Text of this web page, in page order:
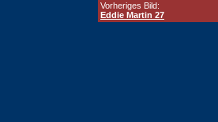
Vorheriges Bild:
Eddie Martin 27